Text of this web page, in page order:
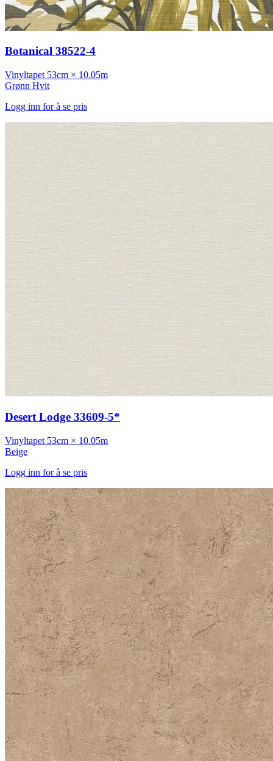
Botanical 38522-4
Vinyltapet 53cm × 10.05m
Grønn Hvit
Logg inn for å se pris
Desert Lodge 33609-5*
Vinyltapet 53cm × 10.05m
Beige
Logg inn for å se pris